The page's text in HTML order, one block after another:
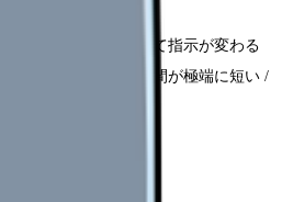
えます。「日によって指示が変わる
新人と比べて指導時間が極端に短い /
る